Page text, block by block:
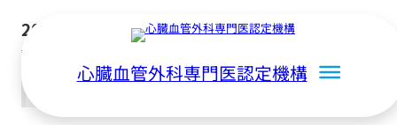
心臓血管外科専門医認定機構
2020